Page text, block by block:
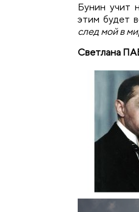
Бунин учит
этим будет
след мой в
Светлана